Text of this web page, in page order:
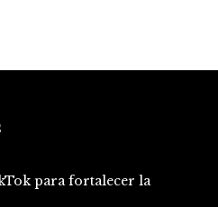
para fortalecer la